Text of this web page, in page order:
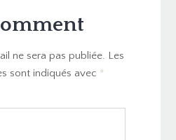
ne sera pas publiée. Les
sont indiqués avec *